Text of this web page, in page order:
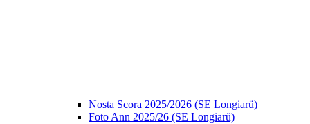
Nosta Scora 2025/2026 (SE Longiarü)
Foto Ann 2025/26 (SE Longiarü)